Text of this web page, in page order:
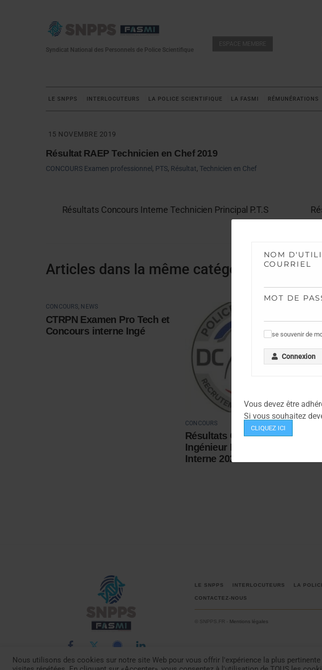
NOM
COURRIEL
MOT DE
se souvenir de
Connexion
Vous devez être
Si vous souhaitez
CLIQUEZ ICI
Syndicat National des Personnels de Police Scientifique
LE SNPPS INTERLOCUTEURS LA POLICE SCIENTIFIQUE LA FASMI RÉMUNÉRATIONS
ESPACE MEMBRE
15 NOVEMBRE 2019
Résultat RAEP Technicien en Chef 2019
CONCOURS Examen professionnel , PTS, Résultat, Technicien en Chef
Résultats Concours Interne Technicien Principal P.T.S
Articles dans la même catégorie
CONCOURS, NEWS
CTRPN Examen Pro Tech et
Concours interne Ingé
CONCOURS
Résultats Concours
Ingénieur Identité Judiciaire
Interne 2020
LE SNPPS INTERLOCUTEURS LA
CONTACTEZ-NOUS
© SNPPS.FR - Mentions légales
Nous utilisons des cookies sur notre site Web pour vous offrir l'expérience la plus